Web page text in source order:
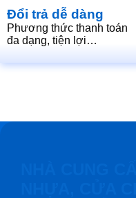
Đổi trả dễ dàng
Phương thức thanh toán
đa dạng, tiện lợi…